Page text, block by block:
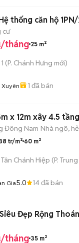
thống căn hộ
cư
tháng 25 m²
(P. Chánh Hưng mới)
Xuyên 1 đã bán
x 12m xây 4.5
Đông Nam Nhà ngõ,
tr/m² 60 m²
Chánh Hiệp (P.
Gia5.0 14đã bán
Đẹp Rộng
tháng 35 m²